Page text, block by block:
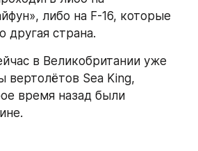
либо на F-16, которые
другая страна.
вертолётов Sea King,
время назад были